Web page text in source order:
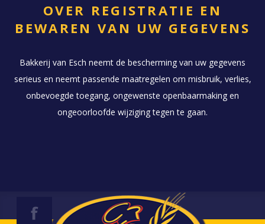
OVER REGISTRATIE EN
BEWAREN VAN UW GEGEVENS
Bakkerij van Esch neemt de bescherming van uw gegevens
serieus en neemt passende maatregelen om misbruik, verlies,
onbevoegde toegang, ongewenste openbaarmaking en
ongeoorloofde wijziging tegen te gaan.